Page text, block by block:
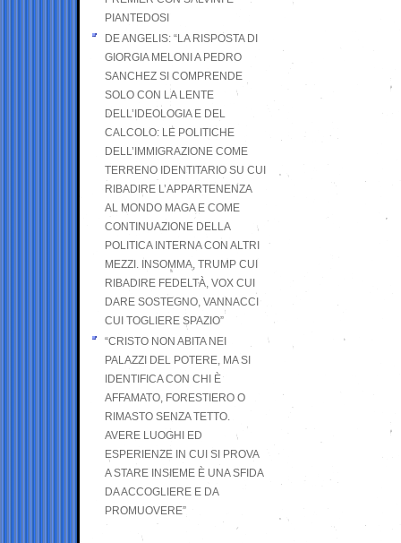
PIANTEDOSI
DE ANGELIS: “LA RISPOSTA DI
GIORGIA MELONI A PEDRO
SANCHEZ SI COMPRENDE
SOLO CON LA LENTE
DELL’IDEOLOGIA E DEL
CALCOLO: LE POLITICHE
DELL’IMMIGRAZIONE COME
TERRENO IDENTITARIO SU CUI
RIBADIRE L’APPARTENENZA
AL MONDO MAGA E COME
CONTINUAZIONE DELLA
POLITICA INTERNA CON ALTRI
MEZZI. INSOMMA, TRUMP CUI
RIBADIRE FEDELTÀ, VOX CUI
DARE SOSTEGNO, VANNACCI
CUI TOGLIERE SPAZIO”
“CRISTO NON ABITA NEI
PALAZZI DEL POTERE, MA SI
IDENTIFICA CON CHI È
AFFAMATO, FORESTIERO O
RIMASTO SENZA TETTO.
AVERE LUOGHI ED
ESPERIENZE IN CUI SI PROVA
A STARE INSIEME È UNA SFIDA
DA ACCOGLIERE E DA
PROMUOVERE”